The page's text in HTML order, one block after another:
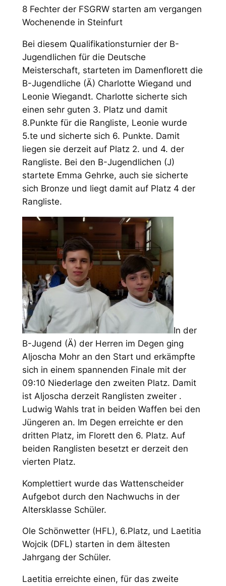
8 Fechter der FSGRW starten am vergangen
Wochenende in Steinfurt
Bei diesem Qualifikationsturnier der B-
Jugendlichen für die Deutsche
Meisterschaft, starteten im Damenflorett die
B-Jugendliche (Ä) Charlotte Wiegand und
Leonie Wiegandt. Charlotte sicherte sich
einen sehr guten 3. Platz und damit
8.Punkte für die Rangliste, Leonie wurde
5.te und sicherte sich 6. Punkte. Damit
liegen sie derzeit auf Platz 2. und 4. der
Rangliste. Bei den B-Jugendlichen (J)
startete Emma Gehrke, auch sie sicherte
sich Bronze und liegt damit auf Platz 4 der
Rangliste.
In der
B-Jugend (Ä) der Herren im Degen ging
Aljoscha Mohr an den Start und erkämpfte
sich in einem spannenden Finale mit der
09:10 Niederlage den zweiten Platz. Damit
ist Aljoscha derzeit Ranglisten zweiter .
Ludwig Wahls trat in beiden Waffen bei den
Jüngeren an. Im Degen erreichte er den
dritten Platz, im Florett den 6. Platz. Auf
beiden Ranglisten besetzt er derzeit den
vierten Platz.
Komplettiert wurde das Wattenscheider
Aufgebot durch den Nachwuchs in der
Altersklasse Schüler.
Ole Schönwetter (HFL), 6.Platz, und Laetitia
Wojcik (DFL) starten in dem ältesten
Jahrgang der Schüler.
Laetitia erreichte einen, für das zweite